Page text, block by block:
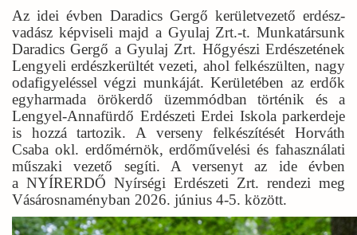
Az idei évben Daradics Gergő kerületvezető erdész-
vadász képviseli majd a Gyulaj Zrt.-t. Munkatársunk
Daradics Gergő a Gyulaj Zrt. Hőgyészi Erdészetének
Lengyeli erdészkerültét vezeti, ahol felkészülten, nagy
odafigyeléssel végzi munkáját. Kerületében az erdők
egyharmada örökerdő üzemmódban történik és a
Lengyel-Annafürdő Erdészeti Erdei Iskola parkerdeje
is hozzá tartozik. A verseny felkészítését Horváth
Csaba okl. erdőmérnök, erdőművelési és fahasználati
műszaki vezető segíti. A versenyt az ide évben
a NYÍRERDŐ Nyírségi Erdészeti Zrt. rendezi meg
Vásárosnaményban 2026. június 4-5. között.